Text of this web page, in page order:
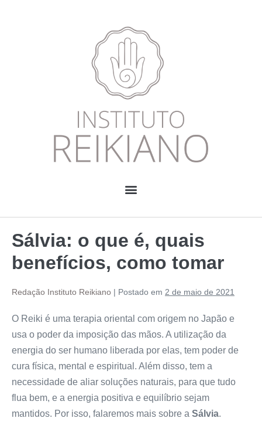
Sálvia: o que é, quais
benefícios, como tomar
Redação Instituto Reikiano | Postado em 2 de maio de 2021
O Reiki é uma terapia oriental com origem no Japão e
usa o poder da imposição das mãos. A utilização da
energia do ser humano liberada por elas, tem poder de
cura física, mental e espiritual. Além disso, tem a
necessidade de aliar soluções naturais, para que tudo
flua bem, e a energia positiva e equilíbrio sejam
mantidos. Por isso, falaremos mais sobre a Sálvia.